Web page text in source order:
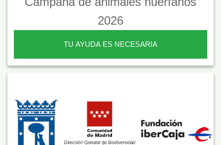
2026
TU AYUDA ES NECESARIA